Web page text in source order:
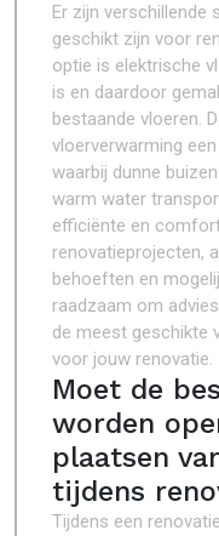
Er zijn verschillende
geschikt zijn voor
optie is elektrische
is en daardoor
bestaande vloeren.
vloerverwarming
waarbij dunne
warm water
efficiënte en
renovatieprojecten,
behoeften en
raadzaam om
de meest geschikte
voor jouw renovatie.
Moet de
worden
plaatsen
tijdens
Tijdens een